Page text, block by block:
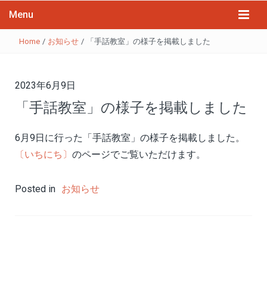
Menu
Home / お知らせ / 「手話教室」の様子を掲載しました
2023年6月9日
「手話教室」の様子を掲載しました
6月9日に行った「手話教室」の様子を掲載しました。
〔いちにち〕 のページでご覧いただけます。
Posted in お知らせ